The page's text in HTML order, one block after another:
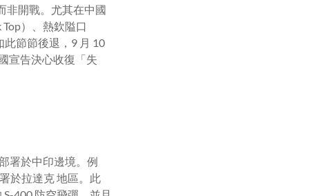
非開戰。尤其在中國
Top）、熱欽隘口
節節後退， 9 月 10
宣告決心收復「失
署於中印邊境。例
於拉達克 地區。此